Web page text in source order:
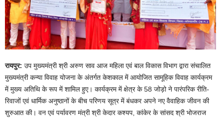
रायपुर: उप मुख्यमंत्री श्री अरुण साव आज महिला एवं बाल विकास विभाग द्वारा संचालित
मुख्यमंत्री कन्या विवाह योजना के अंतर्गत केशकाल में आयोजित सामूहिक विवाह कार्यक्रम
में मुख्य अतिथि के रूप में शामिल हुए। कार्यक्रम में क्षेत्र के 58 जोड़ो ने पारंपरिक रीति-
रिवाजों एवं धार्मिक अनुष्ठानों के बीच परिणय सूत्र में बंधकर अपने नए वैवाहिक जीवन की
शुरुआत की। वन एवं पर्यावरण मंत्री श्री केदार कश्यप, कांकेर के सांसद श्री भोजराज